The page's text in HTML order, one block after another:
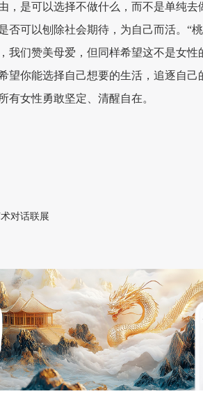
，是可以选择不做什么，而不是单纯
否可以刨除社会期待，为自己而活。“
我们赞美母爱，但同样希望这不是女
望你能选择自己想要的生活，追逐自
有女性勇敢坚定、清醒自在。
对话联展